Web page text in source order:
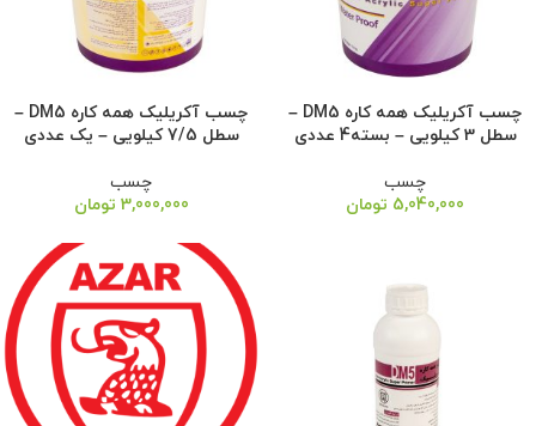
چسب آکریلیک همه کاره DM5 –
سطل 3 کیلویی – بسته4 عددی
چسب
5,040,000 تومان
چسب آکریلیک همه کاره DM5 –
سطل 7/5 کیلویی – یک عددی
چسب
3,000,000 تومان